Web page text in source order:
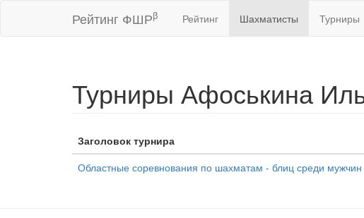
Рейтинг ФШРβ Рейтинг Шахматисты Турниры
Турниры Афоськина
Заголовок турнира
Областные соревнования по шахматам - блиц среди мужчин